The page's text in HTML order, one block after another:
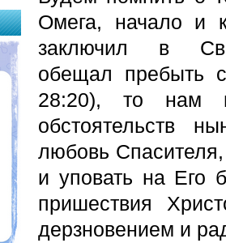
Омега, начало и
заключил в
обещал пребыть
28:20), то нам
обстоятельств
любовь
и уповать на Его
пришествия
дерзновением и